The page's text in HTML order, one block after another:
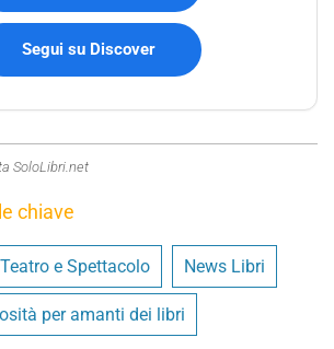
Segui su Discover
SoloLibri.net
chiave
e Spettacolo News Libri
per amanti dei libri